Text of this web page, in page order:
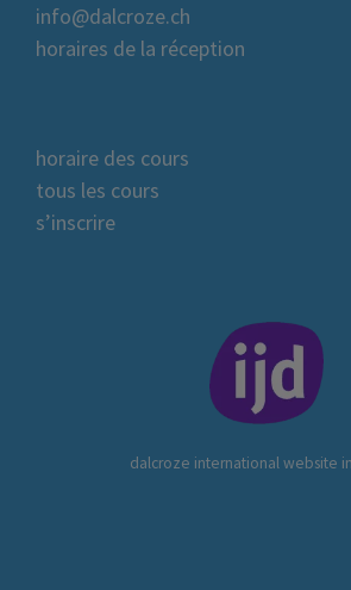
info@dalcroze.ch
horaires de la réception
horaire des cours
tous les cours
s’inscrire
dalcroze international website